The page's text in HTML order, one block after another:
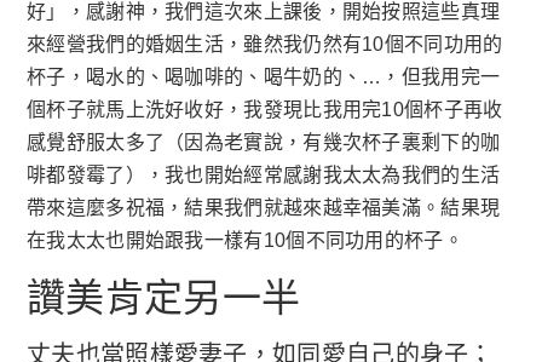
好」，感謝神，我們這次來上課後，開始按照這些真理
來經營我們的婚姻生活，雖然我仍然有10個不同功用的
杯子，喝水的、喝咖啡的、喝牛奶的、…，但我用完一
個杯子就馬上洗好收好，我發現比我用完10個杯子再收
感覺舒服太多了（因為老實說，有幾次杯子裏剩下的咖
啡都發霉了），我也開始經常感謝我太太為我們的生活
帶來這麼多祝福，結果我們就越來越幸福美滿。結果現
在我太太也開始跟我一樣有10個不同功用的杯子。
讚美肯定另一半
丈夫也當照樣愛妻子，如同愛自己的身子；